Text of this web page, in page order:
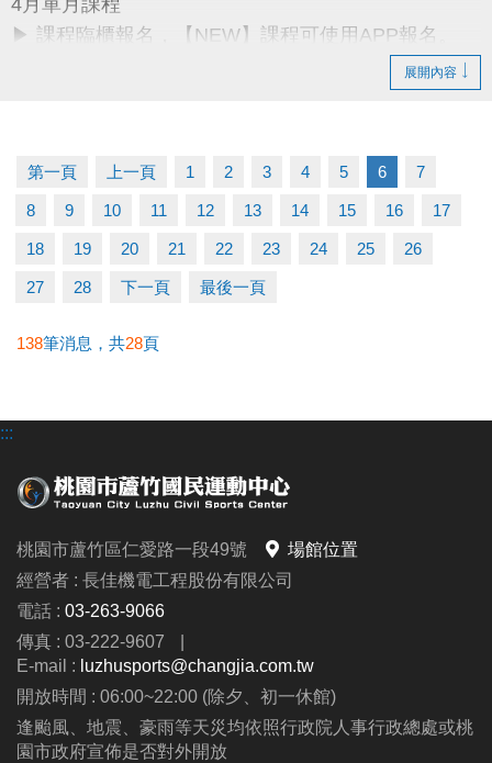
▶ 課程臨櫃報名，【NEW】課程可使用APP報名。
▶ 有氧、瑜珈、飛輪需年滿15歲；懸吊、空瑜需年滿
18歲。
▶ 若因人數不足無法開班，將於開課前通知，並請持
原信用卡、繳費憑證及發票至本中心辦理退費。
-洽詢專線：03-2639066 #112
-FB : 桃園市蘆竹國民運動中心
展開內容
第一頁 上一頁 1 2 3 4 5 6 7
8 9 10 11 12 13 14 15 16 17
18 19 20 21 22 23 24 25 26
27 28 下一頁 最後一頁
138筆消息，共28頁
:::
桃園市蘆竹區仁愛路一段49號
場館位置
經營者 : 長佳機電工程股份有限公司
電話 : 03-263-9066
傳真 : 03-222-9607
|
E-mail : luzhusports@changjia.com.tw
開放時間 : 06:00~22:00 (除夕、初一休館)
逢颱風、地震、豪雨等天災均依照行政院人事行政總處或桃
園市政府宣佈是否對外開放